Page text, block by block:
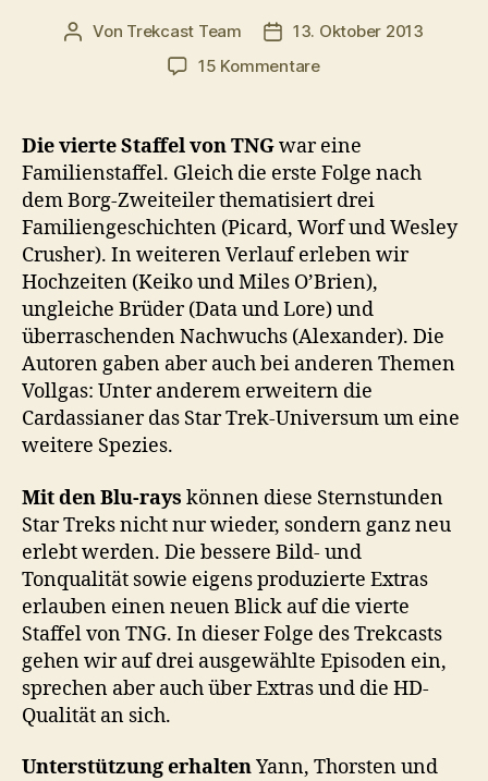
Beitragsautor
Von Trekcast Team Veröffentlichungsdatum
13. Oktober 2013
15 Kommentarezu
Die
vierte
Staffel
TNG
auf
Blu-
ray
Die vierte Staffel von TNGwar eine
Familienstaffel. Gleich die erste Folge nach
dem Borg-Zweiteiler thematisiert drei
Familiengeschichten (Picard, Worf und Wesley
Crusher). In weiteren Verlauf erleben wir
Hochzeiten (Keiko und Miles O’Brien),
ungleiche Brüder (Data und Lore) und
überraschenden Nachwuchs (Alexander). Die
Autoren gaben aber auch bei anderen Themen
Vollgas: Unter anderem erweitern die
Cardassianer das Star Trek-Universum um eine
weitere Spezies.
Mit den Blu-rays können diese Sternstunden
Star Treks nicht nur wieder, sondern ganz neu
erlebt werden. Die bessere Bild- und
Tonqualität sowie eigens produzierte Extras
erlauben einen neuen Blick auf die vierte
Staffel von TNG. In dieser Folge des Trekcasts
gehen wir auf drei ausgewählte Episoden ein,
sprechen aber auch über Extras und die HD-
Qualität an sich.
Unterstützung erhaltenYann, Thorsten und